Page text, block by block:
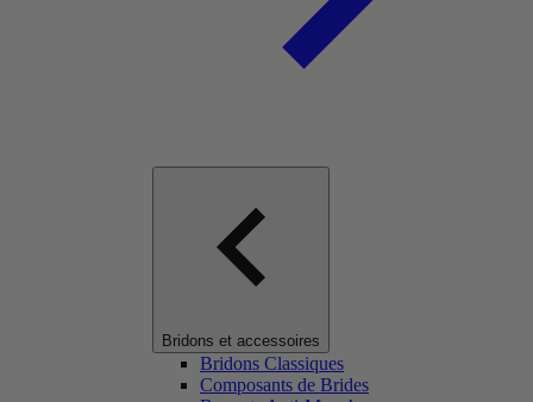
Bridons et accessoires
Bridons Classiques
Composants de Brides